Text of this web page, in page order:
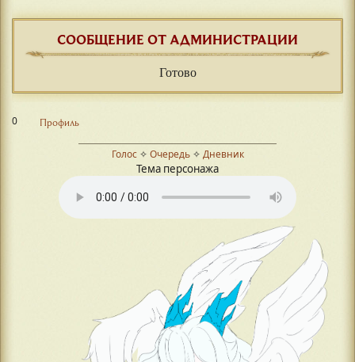
СООБЩЕНИЕ ОТ АДМИНИСТРАЦИИ
Готово
0 Профиль
Голос✧ Очередь✧ Дневник